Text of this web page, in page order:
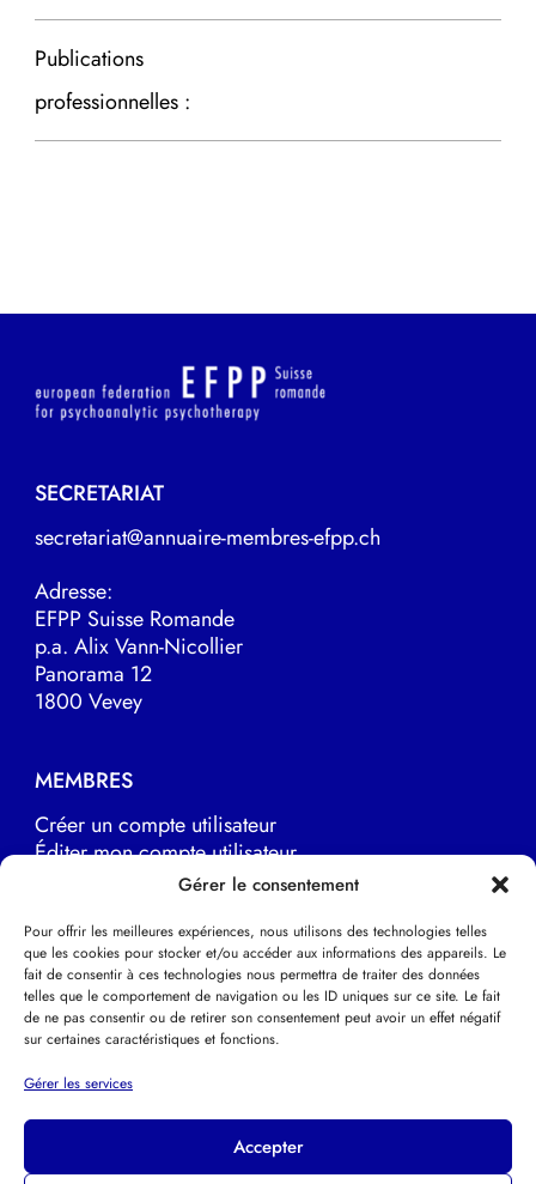
Gérer le consentement
Pour offrir les meilleures expériences, nous utilisons des technologies telles
que les cookies pour stocker et/ou accéder aux informations des appareils. Le
fait de consentir à ces technologies nous permettra de traiter des données
telles que le comportement de navigation ou les ID uniques sur ce site. Le fait
de ne pas consentir ou de retirer son consentement peut avoir un effet négatif
sur certaines caractéristiques et fonctions.
Gérer les services
Accepter
Publications
professionnelles :
SECRETARIAT
secretariat@annuaire-membres-efpp.ch
Adresse:
EFPP Suisse Romande
p.a. Alix Vann-Nicollier
Panorama 12
1800 Vevey
MEMBRES
Créer un compte utilisateur
Éditer mon compte utilisateur
LIENS UTILES
EFPP Europe
EFPP Deutsche Schweiz
Psychothérapie Psychanalytique